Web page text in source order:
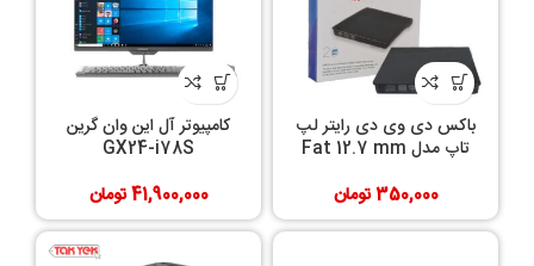
باکس دی وی دی رایتر لپ
تاپ مدل Fat 12.7 mm
350,000تومان
کامپیوتر آل این وان گرین
GX24-i78S
41,900,000تومان